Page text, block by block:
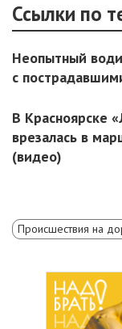
Ссылки по
Неопытный
с
В Красноярске
врезалась в
(видео)
Происшествия на